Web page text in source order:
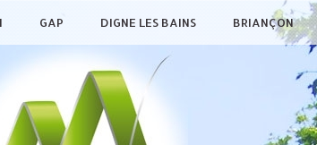
GAP DIGNE LES BAINS BRIANÇON